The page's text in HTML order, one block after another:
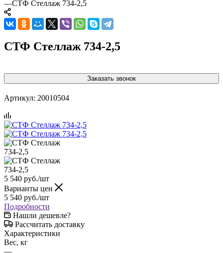
—СТФ Стеллаж 734-2,5
СТФ Стеллаж 734-2,5
Заказать звонок
Артикул: 20010504
5 540 руб./шт
Варианты цен
5 540 руб./шт
Подробности
Нашли дешевле?
Рассчитать доставку
Характеристики
Вес, кг
—